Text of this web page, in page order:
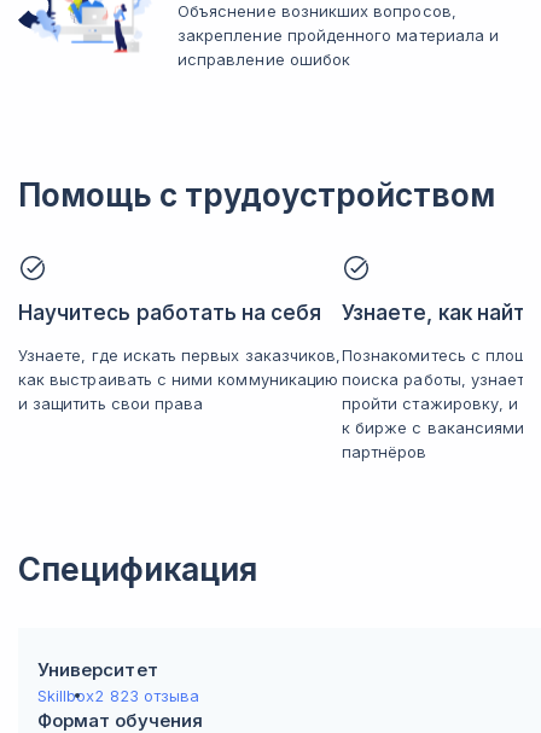
Объяснение возникших вопросов,
закрепление пройденного материала и
исправление ошибок
Помощь с трудоустройством
Научитесь работать на себя
Узнаете, где искать первых заказчиков,
как выстраивать с ними коммуникацию
и защитить свои права
Узнаете, как
Познакомитесь с
поиска работы,
пройти стажировку, и
к бирже с вакансиями
партнёров
Спецификация
Университет
Skillbox2 823 отзыва
Формат обучения